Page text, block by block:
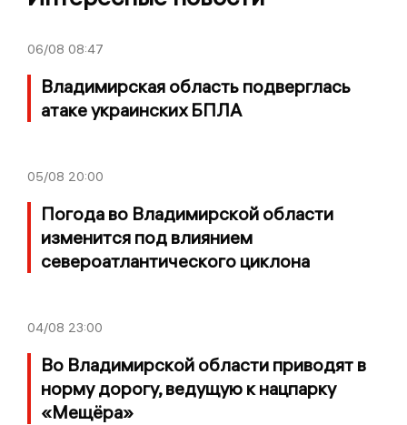
06/08 08:47
Владимирская область подверглась
атаке украинских БПЛА
05/08 20:00
Погода во Владимирской области
изменится под влиянием
североатлантического циклона
04/08 23:00
Во Владимирской области приводят в
норму дорогу, ведущую к нацпарку
«Мещёра»